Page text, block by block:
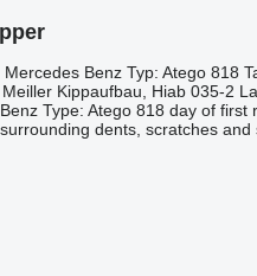
Benz Typ: Atego
Kippaufbau, Hiab 035-2
Type: Atego 818 day of
dents, scratches and